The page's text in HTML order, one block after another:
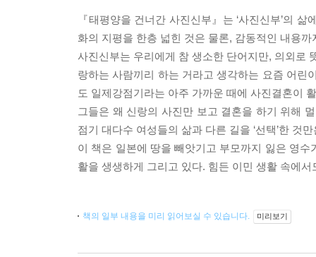
『태평양을 건너간 사진신부』는 ‘사진신부’의
화의 지평을 한층 넓힌 것은 물론, 감동적인 내용
사진신부는 우리에게 참 생소한 단어지만, 의외로
랑하는 사람끼리 하는 거라고 생각하는 요즘 어린
도 일제강점기라는 아주 가까운 때에 사진결혼이
그들은 왜 신랑의 사진만 보고 결혼을 하기 위해
점기 대다수 여성들의 삶과 다른 길을 ‘선택’한 것
이 책은 일본에 땅을 빼앗기고 부모까지 잃은 영
활을 생생하게 그리고 있다. 힘든 이민 생활 속에
책의 일부 내용을 미리 읽어보실 수 있습니다. 미리보기